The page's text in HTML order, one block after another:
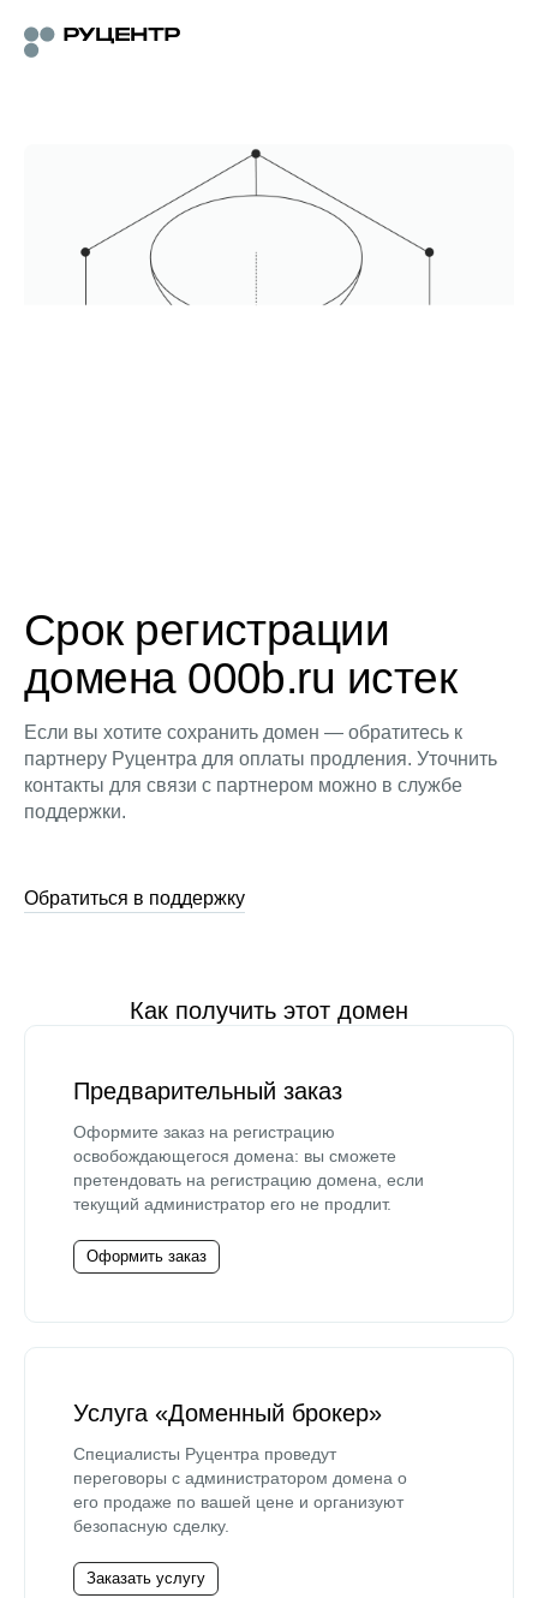
Срок регистрации
домена 000b.ru истек
Если вы хотите сохранить домен — обратитесь к
партнеру Руцентра для оплаты продления. Уточнить
контакты для связи с партнером можно в службе
поддержки.
Обратиться в поддержку
Как получить этот домен
Предварительный заказ
Оформите заказ на регистрацию
освобождающегося домена: вы сможете
претендовать на регистрацию домена, если
текущий администратор его не продлит.
Оформить заказ
Услуга «Доменный брокер»
Специалисты Руцентра проведут
переговоры с администратором домена о
его продаже по вашей цене и организуют
безопасную сделку.
Заказать услугу